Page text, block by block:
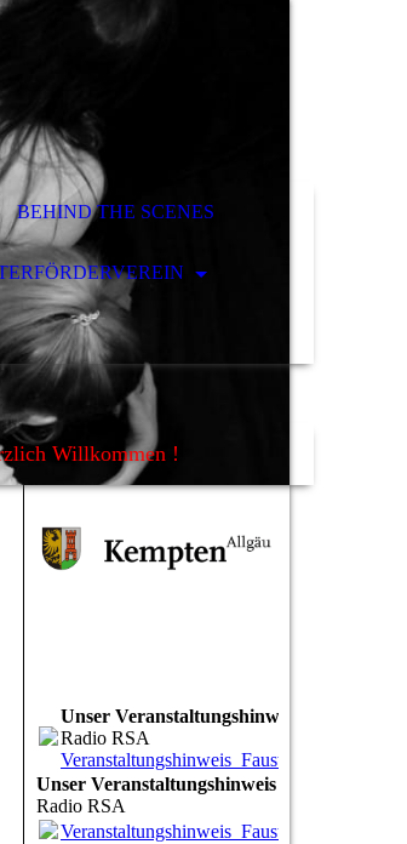
BEHIND THE SCENES
Willkommen !
Unser Veranstaltungshinweis
Radio RSA
Veranstaltungshinweis_Faust_RSA.mp3
Unser Veranstaltungshinweis
Radio RSA
Veranstaltungshinweis_Faust_RSA.mp3